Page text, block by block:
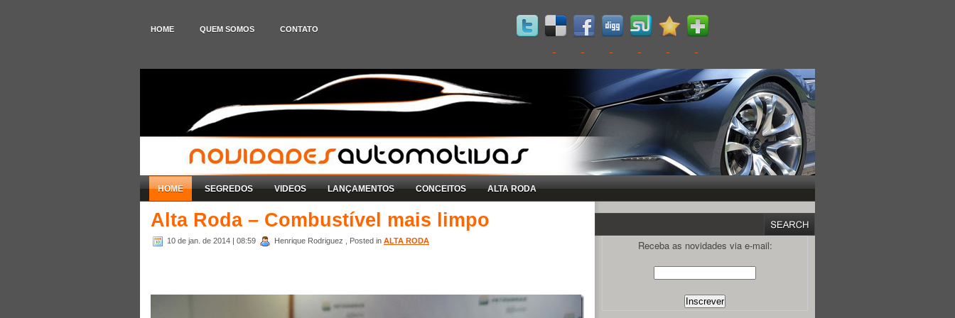
HOME QUEM SOMOS CONTATO
HOME SEGREDOS VIDEOS LANÇAMENTOS CONCEITOS ALTA RODA
Alta Roda – Combustível mais limpo
10 de jan. de 2014 | 08:59 Henrique Rodriguez , Posted in ALTA RODA Receba as novidades via e-mail: